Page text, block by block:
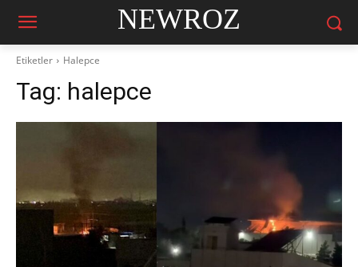
NEWROZ
Etiketler Halepce
Tag: halepce